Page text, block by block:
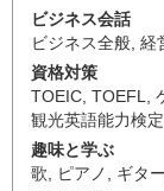
ビジネス会話
ビジネス全般 経
資格対策
TOEIC TOEFL
観光英語能力検定
趣味と学ぶ
歌
ピアノ ギター